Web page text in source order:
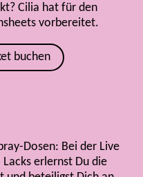
Cilia hat für den
vorbereitet.
buchen
Dosen: Bei der Live
erlernst Du die